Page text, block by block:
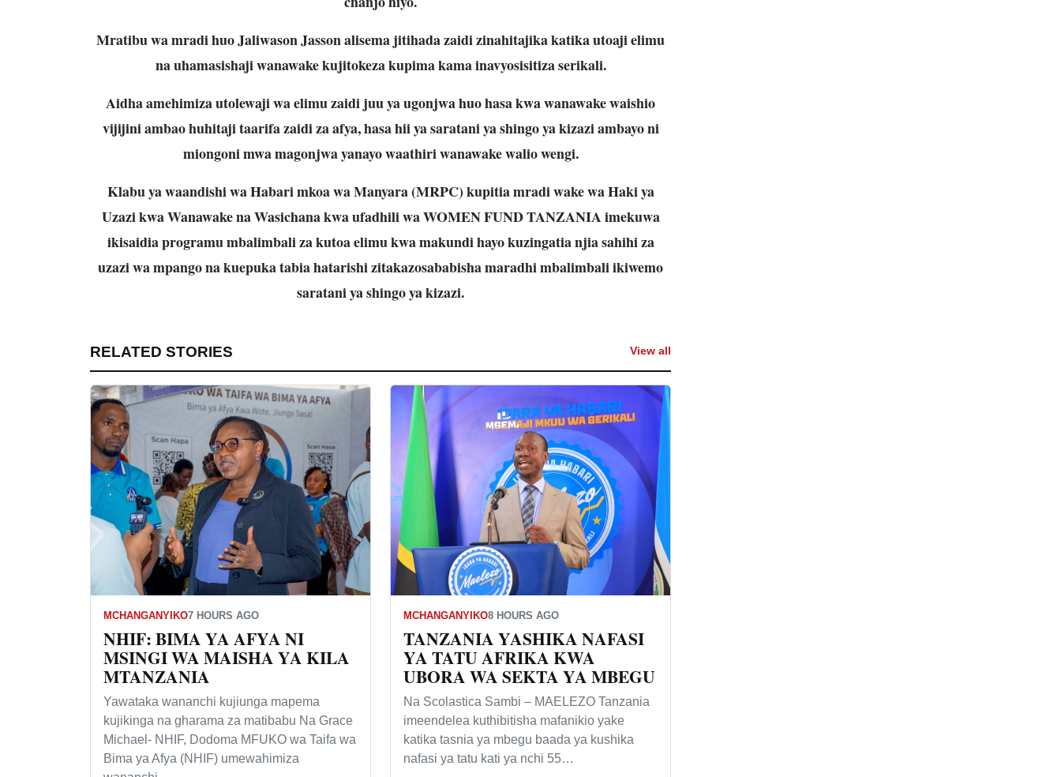
Mratibu wa mradi huo Jaliwason Jasson alisema jitihada zaidi zinahitajika katika utoaji elimu
na uhamasishaji wanawake kujitokeza kupima kama inavyosisitiza serikali.
Aidha amehimiza utolewaji wa elimu zaidi juu ya ugonjwa huo hasa kwa wanawake waishio
vijijini ambao huhitaji taarifa zaidi za afya, hasa hii ya saratani ya shingo ya kizazi ambayo ni
miongoni mwa magonjwa yanayo waathiri wanawake walio wengi.
Klabu ya waandishi wa Habari mkoa wa Manyara (MRPC) kupitia mradi wake wa Haki ya
Uzazi kwa Wanawake na Wasichana kwa ufadhili wa WOMEN FUND TANZANIA imekuwa
ikisaidia programu mbalimbali za kutoa elimu kwa makundi hayo kuzingatia njia sahihi za
uzazi wa mpango na kuepuka tabia hatarishi zitakazosababisha maradhi mbalimbali ikiwemo
saratani ya shingo ya kizazi.
RELATED STORIES View all
MCHANGANYIKO7 HOURS AGO
NHIF: BIMA YA AFYA NI
MSINGI WA MAISHA YA KILA
MTANZANIA
Yawataka wananchi kujiunga mapema
kujikinga na gharama za matibabu Na Grace
Michael- NHIF, Dodoma MFUKO wa Taifa wa
Bima ya Afya (NHIF) umewahimiza
MCHANGANYIKO8 HOURS AGO
TANZANIA YASHIKA NAFASI
YA TATU AFRIKA KWA
UBORA WA SEKTA YA MBEGU
Na Scolastica Sambi – MAELEZO Tanzania
imeendelea kuthibitisha mafanikio yake
katika tasnia ya mbegu baada ya kushika
nafasi ya tatu kati ya nchi 55…